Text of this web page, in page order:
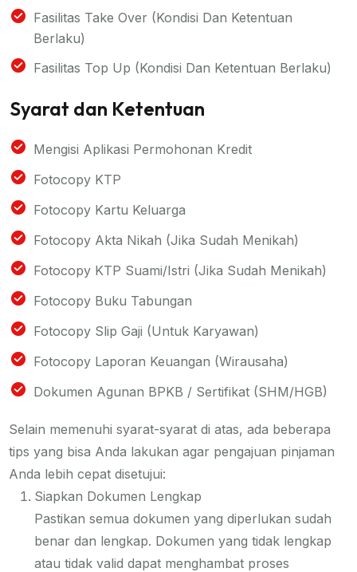
Fasilitas Take Over (kondisi Dan Ketentuan
Berlaku)
Fasilitas Top Up (kondisi Dan Ketentuan Berlaku)
Syarat dan Ketentuan
Mengisi Aplikasi Permohonan Kredit
Fotocopy KTP
Fotocopy Kartu Keluarga
Fotocopy Akta Nikah (Jika Sudah Menikah)
Fotocopy KTP Suami/Istri (Jika Sudah Menikah)
Fotocopy Buku Tabungan
Fotocopy Slip Gaji (untuk Karyawan)
Fotocopy Laporan Keuangan (wirausaha)
Dokumen Agunan BPKB / Sertifikat (SHM/HGB)
Selain memenuhi syarat-syarat di atas, ada beberapa
tips yang bisa Anda lakukan agar pengajuan pinjaman
Anda lebih cepat disetujui:
Siapkan Dokumen Lengkap
Pastikan semua dokumen yang diperlukan sudah
benar dan lengkap. Dokumen yang tidak lengkap
atau tidak valid dapat menghambat proses